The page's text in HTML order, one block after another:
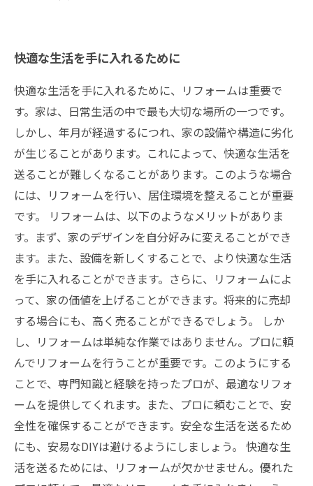
快適な生活を手に入れるために
快適な生活を手に入れるために、リフォームは重要で
す。家は、日常生活の中で最も大切な場所の一つです。
しかし、年月が経過するにつれ、家の設備や構造に劣化
が生じることがあります。これによって、快適な生活を
送ることが難しくなることがあります。このような場合
には、リフォームを行い、居住環境を整えることが重要
です。 リフォームは、以下のようなメリットがありま
す。まず、家のデザインを自分好みに変えることができ
ます。また、設備を新しくすることで、より快適な生活
を手に入れることができます。さらに、リフォームによ
って、家の価値を上げることができます。将来的に売却
する場合にも、高く売ることができるでしょう。 しか
し、リフォームは単純な作業ではありません。プロに頼
んでリフォームを行うことが重要です。このようにする
ことで、専門知識と経験を持ったプロが、最適なリフォ
ームを提供してくれます。また、プロに頼むことで、安
全性を確保することができます。安全な生活を送るため
にも、安易なDIYは避けるようにしましょう。 快適な生
活を送るためには、リフォームが欠かせません。優れた